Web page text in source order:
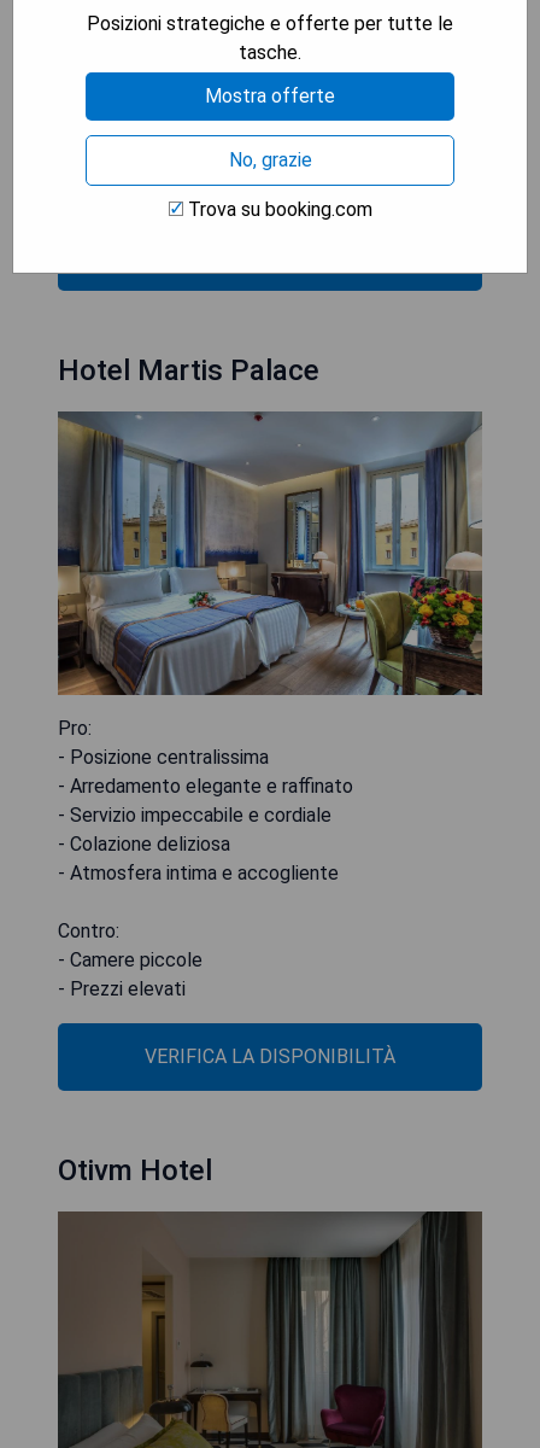
- Design moderno e elegante
- Personale cordiale e disponibile
- Camere lussuose e ben arredate
- Colazione varia e di alta qualità
- Prezzi elevati rispetto ad altre opzioni
- Manca un centro benessere o spa onsite
Hotel Martis Palace
Pro:
- Posizione centralissima
- Arredamento elegante e raffinato
- Servizio impeccabile e cordiale
- Colazione deliziosa
- Atmosfera intima e accogliente
Contro:
- Camere piccole
- Prezzi elevati
VERIFICA LA DISPONIBILITÀ
Otivm Hotel
Posizioni strategiche e offerte per tutte le
tasche.
Mostra offerte
No, grazie
Trova su booking.com